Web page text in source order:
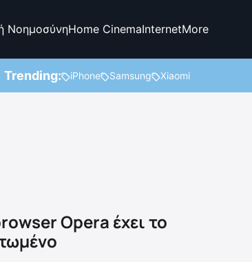
ΝοημοσύνηHome CinemaInternetMore
Trending: iPhone Samsung Xiaomi
Opera έχει το